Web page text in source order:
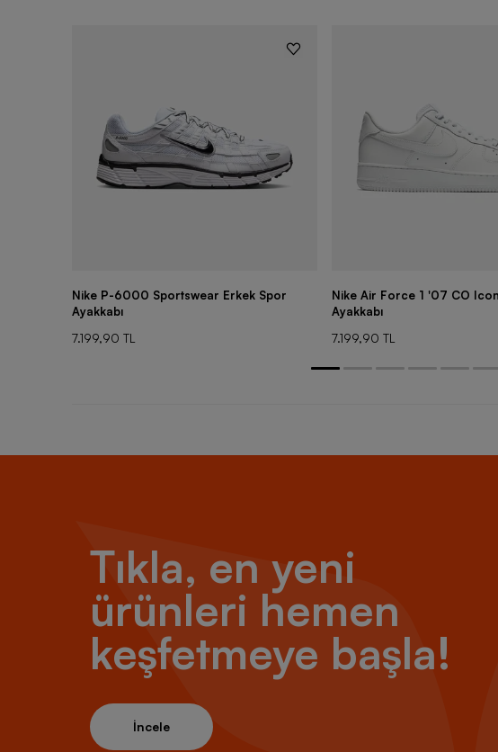
Nike P-6000 Sportswear Erkek Spor
Ayakkabı
7.199,90 TL
Nike Air Force 1 '07 CO
Ayakkabı
7.199,90 TL
Tıkla, en yeni
ürünleri hemen
keşfetmeye başla!
İncele